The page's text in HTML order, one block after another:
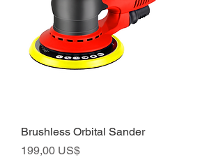
Brushless Orbital Sander
Preço
199,00 US$